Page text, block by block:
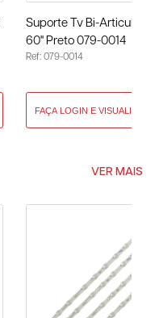
Suporte Tv Bi-Articulado
60" Preto 079-0014
Ref: 079-0014
VER MAIS